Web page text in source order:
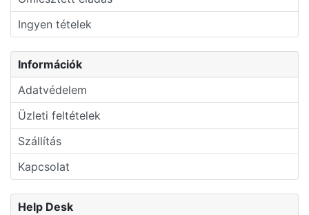
Ingyen tételek
Információk
Adatvédelem
Üzleti feltételek
Szállítás
Kapcsolat
Help Desk